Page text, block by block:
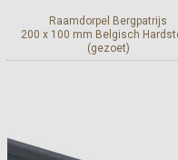
Raamdorpel Bergpatrijs
200 x 100 mm Belgisch
(gezoet)